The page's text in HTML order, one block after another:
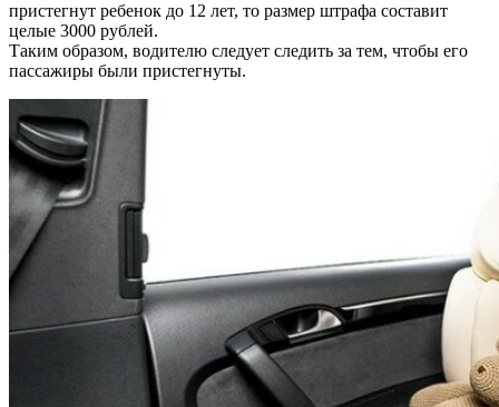
пристегнут ребенок до 12 лет, то размер штрафа составит
целые 3000 рублей.
Таким образом, водителю следует следить за тем, чтобы его
пассажиры были пристегнуты.